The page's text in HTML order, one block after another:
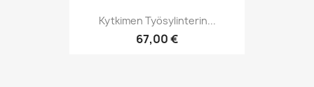
Kytkimen Työsylinterin...
67,00 €